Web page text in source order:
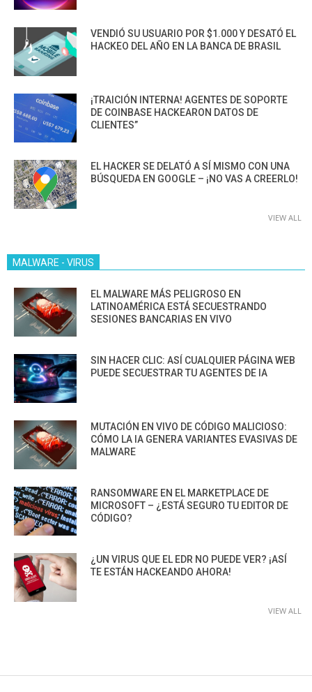
VENDIÓ SU USUARIO POR $1.000 Y DESATÓ EL
HACKEO DEL AÑO EN LA BANCA DE BRASIL
¡TRAICIÓN INTERNA! AGENTES DE SOPORTE
DE COINBASE HACKEARON DATOS DE
CLIENTES”
EL HACKER SE DELATÓ A SÍ MISMO CON UNA
BÚSQUEDA EN GOOGLE – ¡NO VAS A CREERLO!
VIEW ALL
MALWARE - VIRUS
EL MALWARE MÁS PELIGROSO EN
LATINOAMÉRICA ESTÁ SECUESTRANDO
SESIONES BANCARIAS EN VIVO
SIN HACER CLIC: ASÍ CUALQUIER PÁGINA WEB
PUEDE SECUESTRAR TU AGENTES DE IA
MUTACIÓN EN VIVO DE CÓDIGO MALICIOSO:
CÓMO LA IA GENERA VARIANTES EVASIVAS DE
MALWARE
RANSOMWARE EN EL MARKETPLACE DE
MICROSOFT – ¿ESTÁ SEGURO TU EDITOR DE
CÓDIGO?
¿UN VIRUS QUE EL EDR NO PUEDE VER? ¡ASÍ
TE ESTÁN HACKEANDO AHORA!
VIEW ALL